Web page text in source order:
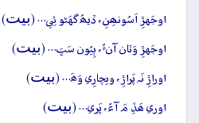
اوجَهڙِ اَسُونھِنِ، ڏيھُ گهَڻو ئِي… (بيت)
اوجَهڙِ وَٽان آنءُ، ٻِيُون سَڀَ… (بيت)
اوراڙِ نَہ پَراڙِ، ويچارِي وَھَ… (بيت)
اوري ھَڏِ مَ آءُ، پَري… (بيت)